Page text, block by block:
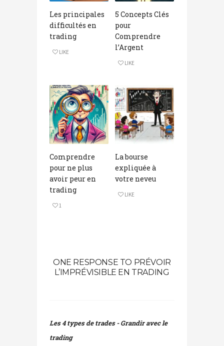
Les principales
difficultés en
trading
LIKE
5 Concepts Clés
pour
Comprendre
l’Argent
LIKE
Comprendre
pour ne plus
avoir peur en
trading
1
La bourse
expliquée à
votre neveu
LIKE
ONE RESPONSE TO PRÉVOIR
L’IMPRÉVISIBLE EN TRADING
Les 4 types de trades - Grandir avec le
trading